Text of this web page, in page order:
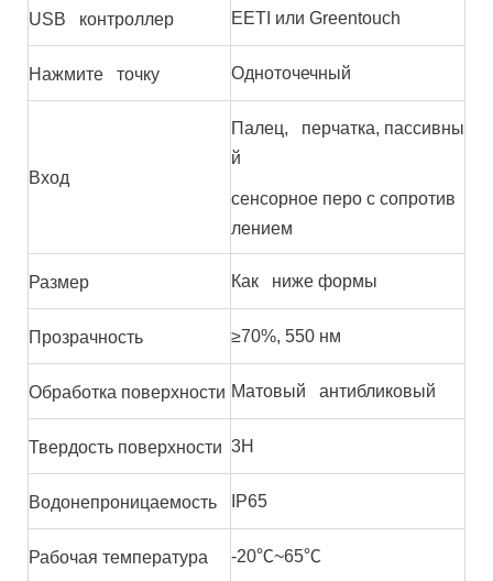
USB контроллер EETI или Greentouch
Нажмите точку Одноточечный
Вход
Палец, перчатка, пассивны
й
сенсорное перо с сопротив
лением
Размер Как ниже формы
Прозрачность ≥70%, 550 нм
Обработка поверхности Матовый антибликовый
Твердость поверхности 3H
Водонепроницаемость IP65
Рабочая температура -20℃~65℃